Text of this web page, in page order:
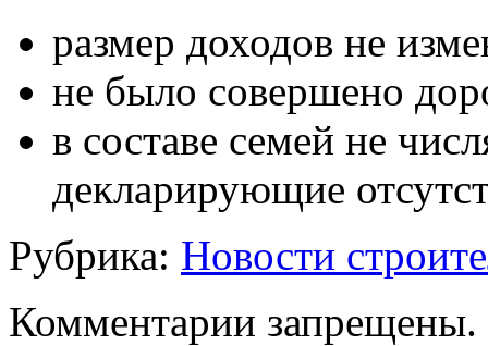
размер доходов не
не было совершено
в составе семей не
декларирующие
Рубрика: Новости
Комментарии запрещены.